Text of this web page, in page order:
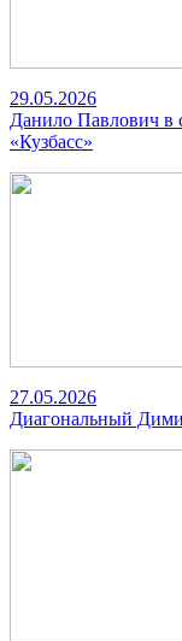
29.05.2026
Данило Павлович в
«Кузбасс»
27.05.2026
Диагональный